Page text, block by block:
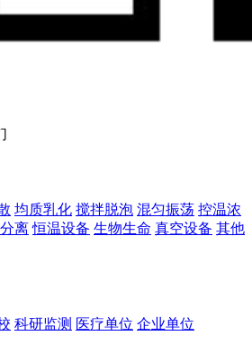
均质乳化 搅拌脱泡 混匀振荡 控温浓
离 恒温设备 生物生命 真空设备 其他
科研监测 医疗单位 企业单位